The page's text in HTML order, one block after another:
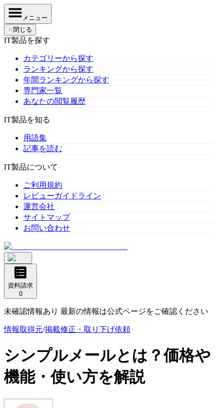
メニュー
✕ 閉じる
IT製品を探す
カテゴリーから探す
ランキングから探す
年間ランキングから探す
専門家一覧
あなたの閲覧履歴
IT製品を知る
用語集
記事を読む
IT製品について
ご利用規約
レビューガイドライン
運営会社
サイトマップ
お問い合わせ
資料請求
0
未確認情報あり 最新の情報は公式ページをご確認ください
情報取得元/掲載修正・取り下げ依頼
シンプルメールとは？価格や
機能・使い方を解説